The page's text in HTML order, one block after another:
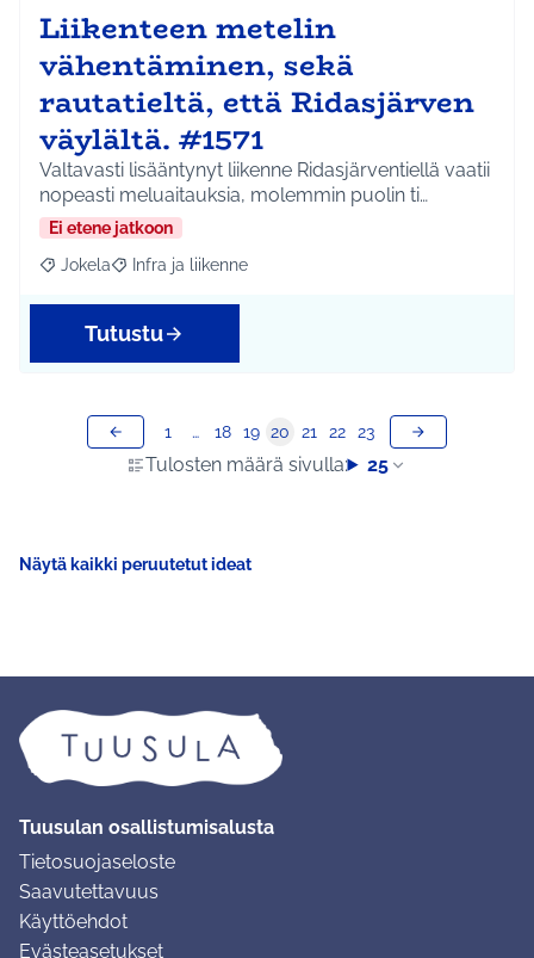
Liikenteen metelin
vähentäminen, sekä
rautatieltä, että Ridasjärven
väylältä. #1571
Valtavasti lisääntynyt liikenne Ridasjärventiellä vaatii
nopeasti meluaitauksia, molemmin puolin ti…
Ei etene jatkoon
Rajaa tulokset aihepiirin mukaan: Jokela
Jokela Rajaa tulokset teeman mukaan: Infra ja liikenne
Infra ja liikenne
Tutustu
Tulosten määrä sivulla: 25
1 … 18 19 20 21 22 23
Näytä kaikki peruutetut ideat
Tuusulan osallistumisalusta
Tietosuojaseloste
Saavutettavuus
Käyttöehdot
Evästeasetukset